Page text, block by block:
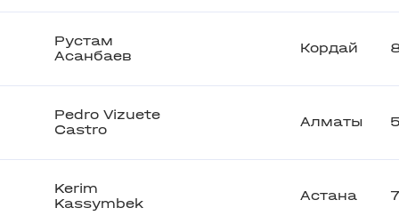
Рустам
Асанбаев
Кордай
Pedro Vizuete
Castro
Алматы
Kerim
Kassymbek
Астана